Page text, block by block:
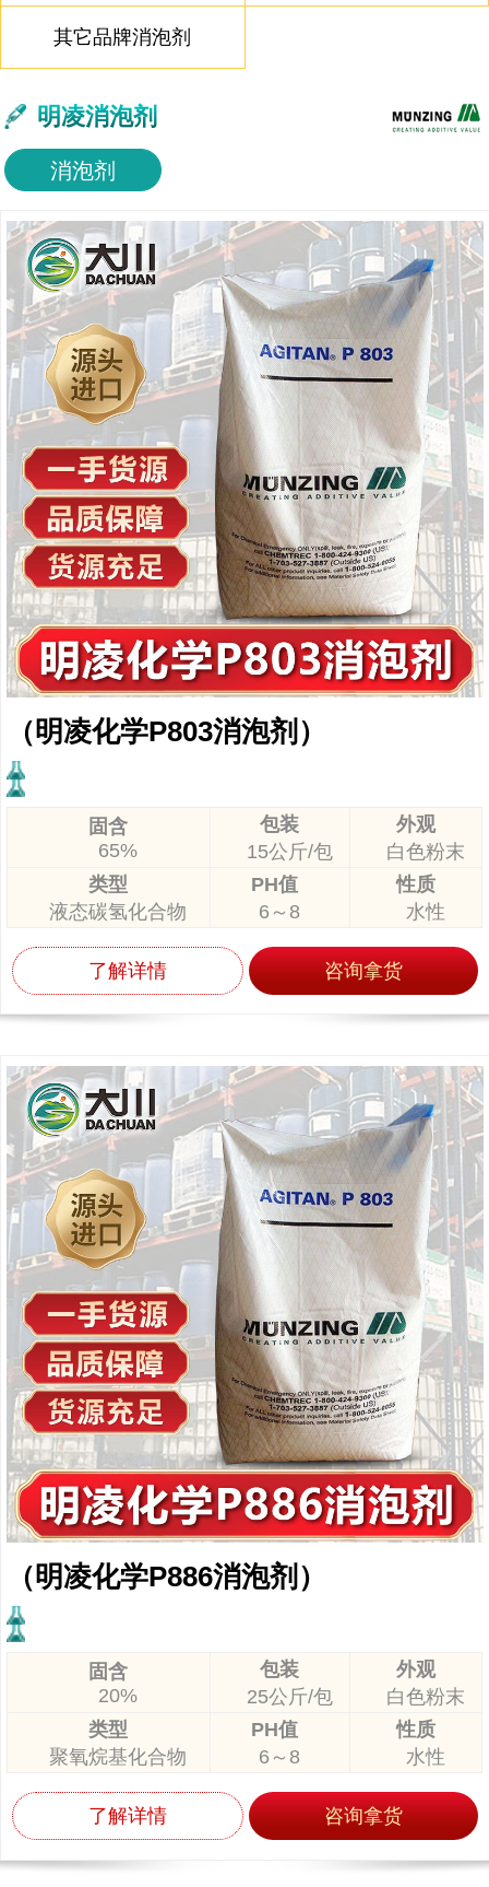
其它品牌消泡剂
明凌消泡剂
消泡剂
（明凌化学P803消泡剂）
固含
65%
包装
15公斤/包
外观
白色粉末
类型
液态碳氢化合物
PH值
6～8
性质
水性
了解详情 咨询拿货
（明凌化学P886消泡剂）
固含
20%
包装
25公斤/包
外观
白色粉末
类型
聚氧烷基化合物
PH值
6～8
性质
水性
了解详情 咨询拿货